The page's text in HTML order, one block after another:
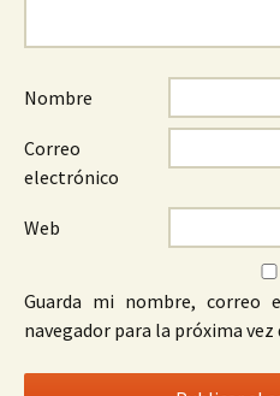
Nombre
Correo
electrónico
Web
Guarda mi nombre, correo
navegador para la próxima vez